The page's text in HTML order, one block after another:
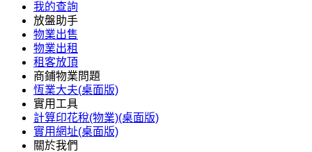
我的查詢
放盤助手
物業出售
物業出租
租客放頂
商鋪物業問題
恆業大夫(桌面版)
實用工具
計算印花稅(物業)(桌面版)
實用網址(桌面版)
關於我們